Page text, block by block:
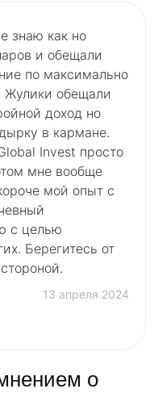
знаю как но
и обещали
по максимально
Жулики обещали
доход но
в кармане.
Invest просто
мне вообще
мой опыт с
с целью
Берегитесь от
13 апреля 2024
о